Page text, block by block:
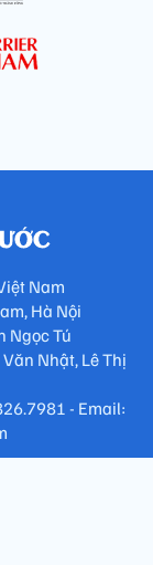
Nam
Hà Nội
Tú
Nhật, Lê Thị